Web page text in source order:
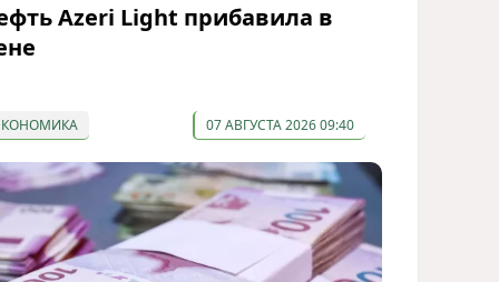
Azeri Light прибавила в
07 АВГУСТА 2026 09:40